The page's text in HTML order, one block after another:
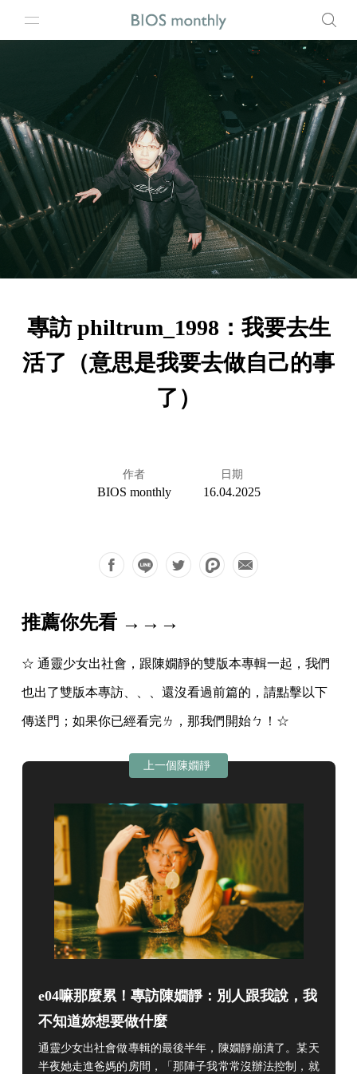
專訪 philtrum_1998：我要去生
活了（意思是我要去做自己的事
了）
作者
BIOS monthly
日期
16.04.2025
推薦你先看 →→→
☆ 通靈少女出社會，跟陳嫺靜的雙版本專輯一起，我們
也出了雙版本專訪、、、還沒看過前篇的，請點擊以下
傳送門；如果你已經看完ㄌ，那我們開始ㄅ！☆
上一個陳嫺靜
e04嘛那麼累！專訪陳嫺靜：別人跟我說，我
不知道妳想要做什麼
通靈少女出社會做專輯的最後半年，陳嫺靜崩潰了。某天
半夜她走進爸媽的房間，「那陣子我常常沒辦法控制，就